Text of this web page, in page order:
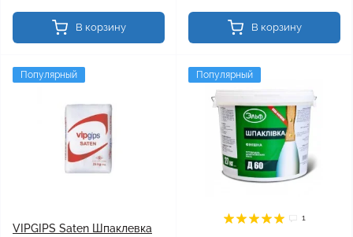
В корзину В корзину
Популярный
VIPGIPS Saten Шпаклевка
Популярный
1